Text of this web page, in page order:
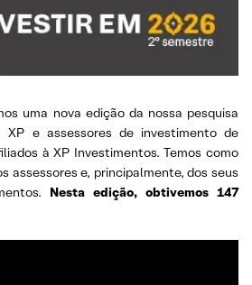
uma nova edição da nossa pesquisa
XP e assessores de investimento de
à XP Investimentos. Temos como
assessores e, principalmente, dos seus
Nesta edição, obtivemos 147